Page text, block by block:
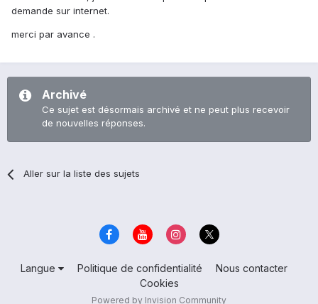
demande sur internet.
merci par avance .
Archivé
Ce sujet est désormais archivé et ne peut plus recevoir
de nouvelles réponses.
Aller sur la liste des sujets
Langue Politique de confidentialité
Nous contacter
Cookies
Powered by Invision Community